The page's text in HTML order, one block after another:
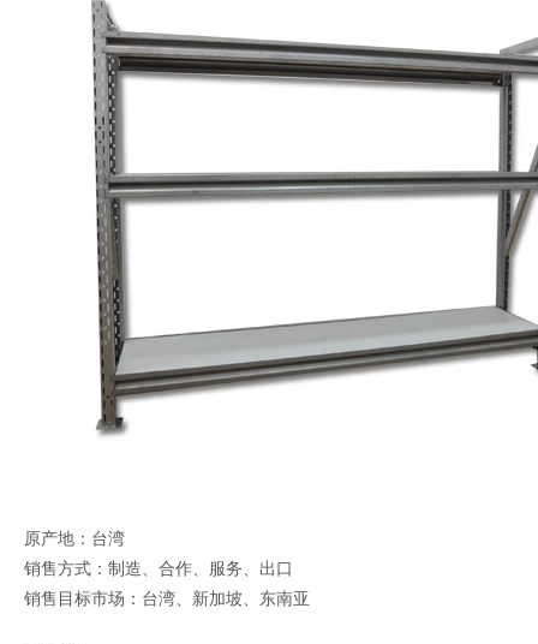
原产地：台湾
销售方式：制造、合作、服务、出口
销售目标市场：台湾、新加坡、东南亚